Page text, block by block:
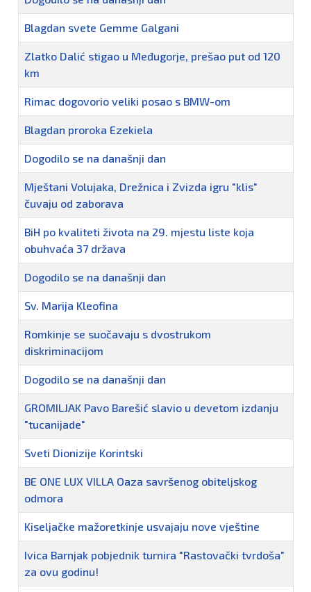
Blagdan svete Gemme Galgani
Zlatko Dalić stigao u Međugorje, prešao put od 120
km
Rimac dogovorio veliki posao s BMW-om
Blagdan proroka Ezekiela
Dogodilo se na današnji dan
Mještani Volujaka, Drežnica i Zvizda igru "klis"
čuvaju od zaborava
BiH po kvaliteti života na 29. mjestu liste koja
obuhvaća 37 država
Dogodilo se na današnji dan
Sv. Marija Kleofina
Romkinje se suočavaju s dvostrukom
diskriminacijom
Dogodilo se na današnji dan
GROMILJAK Pavo Barešić slavio u devetom izdanju
"tucanijade"
Sveti Dionizije Korintski
BE ONE LUX VILLA Oaza savršenog obiteljskog
odmora
Kiseljačke mažoretkinje usvajaju nove vještine
Ivica Barnjak pobjednik turnira "Rastovački tvrdoša"
za ovu godinu!